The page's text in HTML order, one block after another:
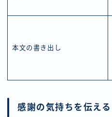
本文の書き出し
感謝の気持ちを伝える